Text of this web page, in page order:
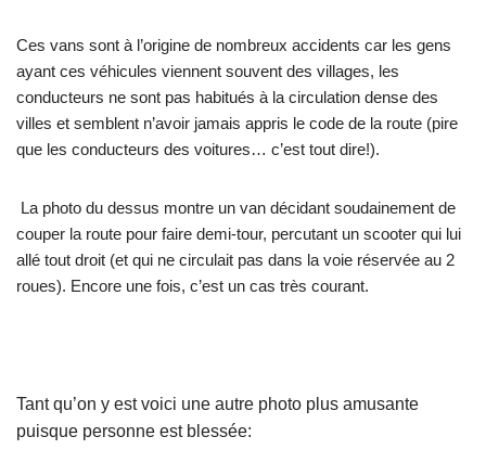
Ces vans sont à l’origine de nombreux accidents car les gens
ayant ces véhicules viennent souvent des villages, les
conducteurs ne sont pas habitués à la circulation dense des
villes et semblent n’avoir jamais appris le code de la route (pire
que les conducteurs des voitures… c’est tout dire!).
La photo du dessus montre un van décidant soudainement de
couper la route pour faire demi-tour, percutant un scooter qui lui
allé tout droit (et qui ne circulait pas dans la voie réservée au 2
roues). Encore une fois, c’est un cas très courant.
Tant qu’on y est voici une autre photo plus amusante
puisque personne est blessée: